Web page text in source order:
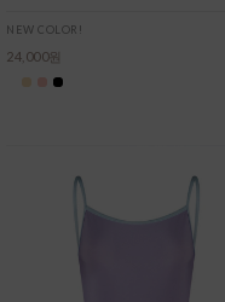
NEW COLOR!
24,000원